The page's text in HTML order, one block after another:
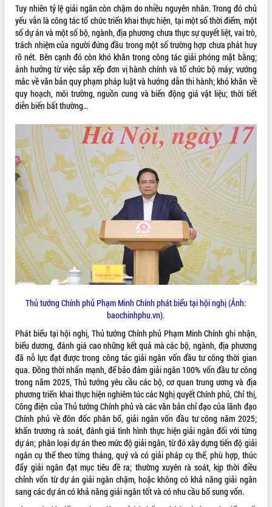
Đắk Lắk công bố Quy hoạch và xúc
tiến đầu tư tỉnh
Ngành cá ngừ Đắk Lắk chủ động thích
ứng để giữ vững thị trường xuất khẩu
Diễn đàn Kinh tế tư nhân Việt Nam đột
phá cơ chế - Hợp tác công tư
Đề án 06 tạo bước ngoặt đột phá trong
cải cách hành chính tỉnh Đắk Lắk
để phát triển du lịch Đắk Lắk
Khởi động Dự án Đầu tư xây dựng hạ
tầng kỹ thuật Cụm công nghiệp Tân
Tiến
Gặp mặt các cơ quan báo chí nhân Kỷ
niệm 101 năm Ngày Báo chí Cách
mạng Việt Nam
Đắk Lắk sơ kết 4 năm triển khai thực
hiện Đề án 06 của Chính phủ
Họp báo thông tin về Hội nghị Công bố
Quy hoạch và Xúc tiến đầu tư tỉnh Đắk
Lắk
giải ngân vốn khắc phục thiên tai
HĐND tỉnh thông qua điều chỉnh Quy
hoạch tỉnh thời kỳ 2021-2030
Hội thảo góp ý hồ sơ điều chỉnh quy
hoạch tỉnh Đắk Lắk thời kỳ 2021-2030,
tầm nhìn đến năm 2050
Nâng cao hiệu quả hoạt động của các
doanh nghiệp nhà nước
Hội nghị triển khai kết nối mạng
truyền số liệu chuyên dùng phục vụ cơ
quan Đảng, Nhà nước
Lễ phát động chuỗi hoạt động chung
tay làm sạch môi trường
Xã Ea Kar bước chuyển mình trong
công tác cải cách hành chính mô hình
Tuy nhiên tỷ lệ giải ngân còn chậm do nhiều nguyên nhân. Trong đó chủ
yếu vẫn là công tác tổ chức triển khai thực hiện, tại một số thời điểm, một
số dự án và một số bộ, ngành, địa phương chưa thực sự quyết liệt, vai trò,
trách nhiệm của người đứng đầu trong một số trường hợp chưa phát huy
rõ nét. Bên cạnh đó còn khó khăn trong công tác giải phóng mặt bằng;
ảnh hưởng từ việc sắp xếp đơn vị hành chính và tổ chức bộ máy; vướng
mắc về văn bản quy phạm pháp luật và hướng dẫn thi hành; khó khăn về
quy hoạch, môi trường, nguồn cung và biến động giá vật liệu; thời tiết
diễn biến bất thường…
Thủ tướng Chính phủ Phạm Minh Chính phát biểu tại hội nghị (Ảnh:
baochinhphu.vn).
Phát biểu tại hội nghị, Thủ tướng Chính phủ Phạm Minh Chính ghi nhận,
biểu dương, đánh giá cao những kết quả mà các bộ, ngành, địa phương
đã nỗ lực đạt được trong công tác giải ngân vốn đầu tư công thời gian
qua. Đồng thời nhấn mạnh, để bảo đảm giải ngân 100% vốn đầu tư công
trong năm 2025, Thủ tướng yêu cầu các bộ, cơ quan trung ương và địa
phương triển khai thực hiện nghiêm túc các Nghị quyết Chính phủ, Chỉ thị,
Công điện của Thủ tướng Chính phủ và các văn bản chỉ đạo của lãnh đạo
Chính phủ về đôn đốc phân bổ, giải ngân vốn đầu tư công năm 2025;
khẩn trương rà soát, đánh giá tình hình thực hiện giải ngân đối với từng
dự án; phân loại dự án theo mức độ giải ngân, từ đó xây dựng tiến độ giải
ngân cụ thể theo từng tháng, quý và có giải pháp cụ thể, phù hợp, thúc
đẩy giải ngân đạt mục tiêu đề ra; thường xuyên rà soát, kịp thời điều
chỉnh vốn từ dự án giải ngân chậm, hoặc không có khả năng giải ngân
sang các dự án có khả năng giải ngân tốt và có nhu cầu bổ sung vốn.